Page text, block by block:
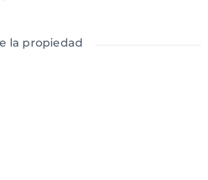
la propiedad